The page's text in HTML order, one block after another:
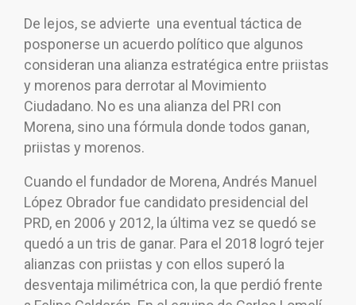
De lejos, se advierte una eventual táctica de
posponerse un acuerdo político que algunos
consideran una alianza estratégica entre priistas
y morenos para derrotar al Movimiento
Ciudadano. No es una alianza del PRI con
Morena, sino una fórmula donde todos ganan,
priistas y morenos.
Cuando el fundador de Morena, Andrés Manuel
López Obrador fue candidato presidencial del
PRD, en 2006 y 2012, la última vez se quedó se
quedó a un tris de ganar. Para el 2018 logró tejer
alianzas con priistas y con ellos superó la
desventaja milimétrica con, la que perdió frente